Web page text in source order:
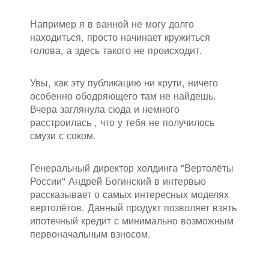
Например я в ванной не могу долго
находиться, просто начинает кружиться
голова, а здесь такого не происходит.
Увы, как эту публикацию ни крути, ничего
особенно ободряющего там не найдешь.
Вчера заглянула сюда и немного
расстроилась , что у тебя не получилось
смузи с соком.
Генеральный директор холдинга "Вертолёты
России" Андрей Богинский в интервью
рассказывает о самых интересных моделях
вертолётов. Данный продукт позволяет взять
ипотечный кредит с минимально возможным
первоначальным взносом.